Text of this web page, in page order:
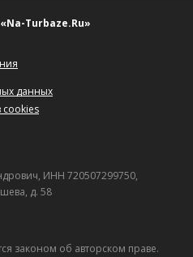
Turbaze.Ru»
данных
cookies
ИНН 720507299750,
д. 58
законом об авторском праве.